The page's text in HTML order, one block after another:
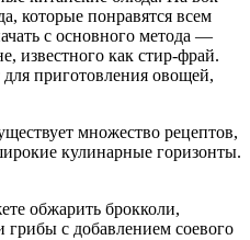
которые понравятся всем
с основного метода —
известного как стир-фрай.
приготовления овощей,
множество рецептов,
кулинарные горизонты.
обжарить брокколи,
грибы с добавлением соевого